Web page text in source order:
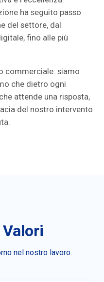
ha seguito passo
del settore, dal
fino alle più
commerciale: siamo
che dietro ogni
attende una risposta,
del nostro intervento
nel nostro lavoro.